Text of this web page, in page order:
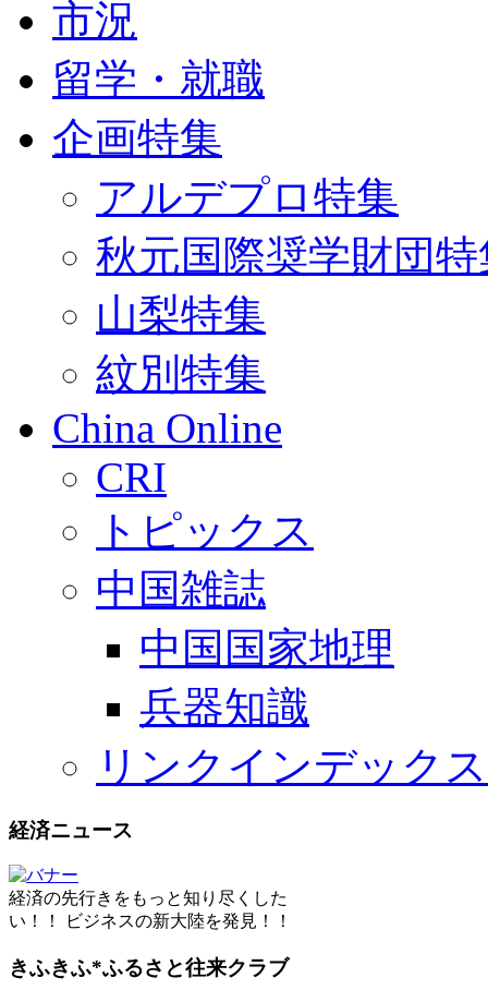
市況
留学・就職
企画特集
アルデプロ特集
秋元国際奨学財団特
山梨特集
紋別特集
China Online
CRI
トピックス
中国雑誌
中国国家地理
兵器知識
リンクインデックス
経済ニュース
経済の先行きをもっと知り尽くした
い！！ ビジネスの新大陸を発見！！
きふきふ*ふるさと往来クラブ